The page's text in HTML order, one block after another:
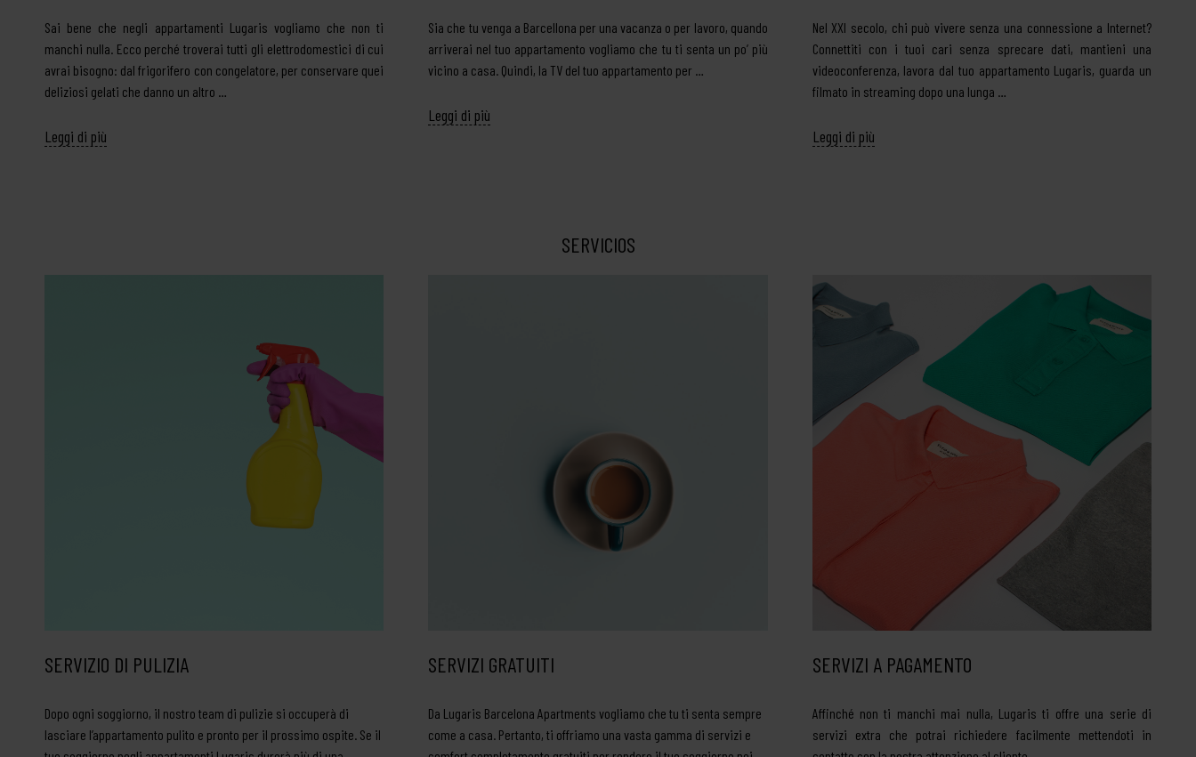
Sai bene che negli appartamenti Lugaris vogliamo che non ti
manchi nulla. Ecco perché troverai tutti gli elettrodomestici di cui
avrai bisogno: dal frigorifero con congelatore, per conservare quei
deliziosi gelati che danno un altro …
Leggi di più
Sia che tu venga a Barcellona per una vacanza o per lavoro, quando
arriverai nel tuo appartamento vogliamo che tu ti senta un po’ più
vicino a casa. Quindi, la TV del tuo appartamento per …
Leggi di più
Nel XXI secolo, chi può vivere senza una connessione a Internet?
Connettiti con i tuoi cari senza sprecare dati, mantieni una
videoconferenza, lavora dal tuo appartamento Lugaris, guarda un
filmato in streaming dopo una lunga …
Leggi di più
SERVICIOS
SERVIZIO DI PULIZIA
Dopo ogni soggiorno, il nostro team di pulizie si occuperà di
lasciare l’appartamento pulito e pronto per il prossimo ospite. Se il
SERVIZI GRATUITI
Da Lugaris Barcelona Apartments vogliamo che tu ti senta sempre
come a casa. Pertanto, ti offriamo una vasta gamma di servizi e
SERVIZI A PAGAMENTO
Affinché non ti manchi mai nulla, Lugaris ti offre una serie di
servizi extra che potrai richiedere facilmente mettendoti in